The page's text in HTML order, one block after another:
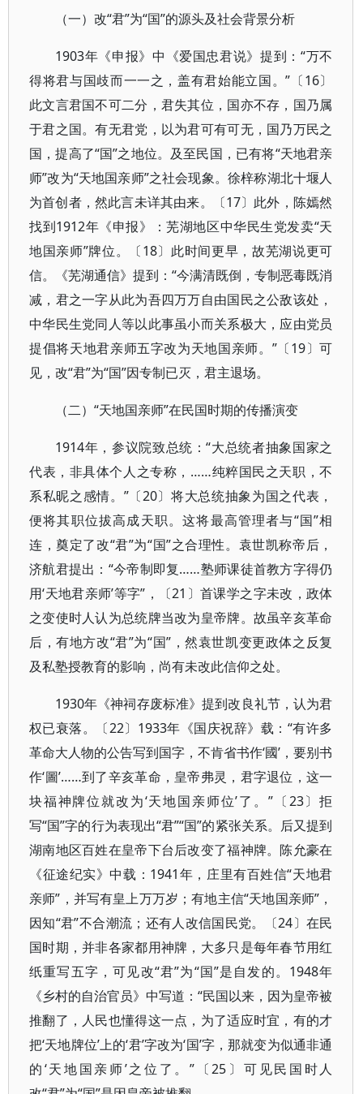
（一）改“君”为“国”的源头及社会背景分析
1903年《申报》中《爱国忠君说》提到：“万不
得将君与国歧而一一之，盖有君始能立国。”〔16〕
此文言君国不可二分，君失其位，国亦不存，国乃属
于君之国。有无君党，以为君可有可无，国乃万民之
国，提高了“国”之地位。及至民国，已有将“天地君亲
师”改为“天地国亲师”之社会现象。徐梓称湖北十堰人
为首创者，然此言未详其由来。〔17〕此外，陈嫣然
找到1912年《申报》：芜湖地区中华民生党发卖“天
地国亲师”牌位。〔18〕此时间更早，故芜湖说更可
信。《芜湖通信》提到：“今满清既倒，专制恶毒既消
减，君之一字从此为吾四万万自由国民之公敌该处，
中华民生党同人等以此事虽小而关系极大，应由党员
提倡将天地君亲师五字改为天地国亲师。”〔19〕可
见，改“君”为“国”因专制已灭，君主退场。
（二）“天地国亲师”在民国时期的传播演变
1914年，参议院致总统：“大总统者抽象国家之
代表，非具体个人之专称，……纯粹国民之天职，不
系私昵之感情。”〔20〕将大总统抽象为国之代表，
便将其职位拔高成天职。这将最高管理者与“国”相
连，奠定了改“君”为“国”之合理性。袁世凯称帝后，
济航君提出：“今帝制即复……塾师课徒首教方字得仍
用‘天地君亲师’等字”，〔21〕首课学之字未改，政体
之变使时人认为总统牌当改为皇帝牌。故虽辛亥革命
后，有地方改“君”为“国”，然袁世凯变更政体之反复
及私塾授教育的影响，尚有未改此信仰之处。
1930年《神祠存废标准》提到改良礼节，认为君
权已衰落。〔22〕1933年《国庆祝辞》载：“有许多
革命大人物的公告写到国字，不肯省书作‘國’，要别书
作‘圖’……到了辛亥革命，皇帝弗灵，君字退位，这一
块福神牌位就改为‘天地国亲师位’了。”〔23〕拒
写“国”字的行为表现出“君”“国”的紧张关系。后又提到
湖南地区百姓在皇帝下台后改变了福神牌。陈允豪在
《征途纪实》中载：1941年，庄里有百姓信“天地君
亲师”，并写有皇上万万岁；有地主信“天地国亲师”，
因知“君”不合潮流；还有人改信国民党。〔24〕在民
国时期，并非各家都用神牌，大多只是每年春节用红
纸重写五字，可见改“君”为“国”是自发的。1948年
《乡村的自治官员》中写道：“民国以来，因为皇帝被
推翻了，人民也懂得这一点，为了适应时宜，有的才
把‘天地牌位’上的‘君’字改为‘国’字，那就变为似通非通
的‘天地国亲师’之位了。”〔25〕可见民国时人